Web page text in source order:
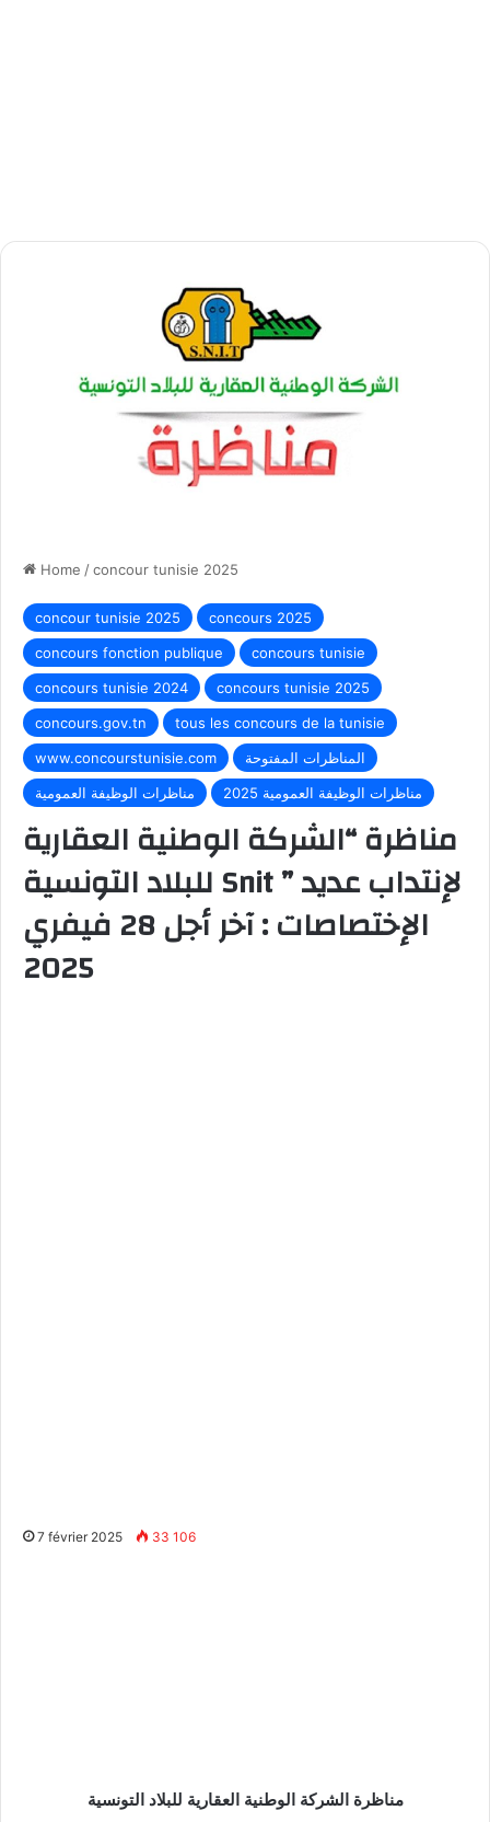
Home /concour tunisie 2025
concour tunisie 2025
concours 2025
concours fonction publique
concours tunisie
concours tunisie 2024
concours tunisie 2025
concours.gov.tn
tous les concours de la tunisie
www.concourstunisie.com
المناظرات المفتوحة
مناظرات الوظيفة العمومية
مناظرات الوظيفة العمومية 2025
مناظرة “الشركة الوطنية العقارية
للبلاد التونسية Snit ” لإنتداب عديد
الإختصاصات : آخر أجل 28 فيفري
2025
7 février 2025 33 106
مناظرة الشركة الوطنية العقارية للبلاد التونسية